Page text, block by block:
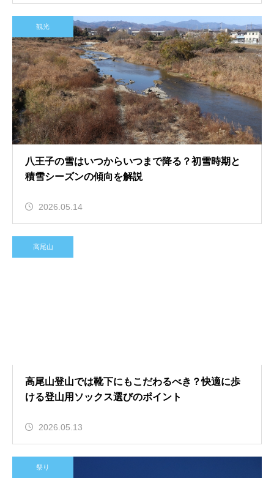
観光
八王子の雪はいつからいつまで降る？初雪時期と
積雪シーズンの傾向を解説
2026.05.14
高尾山
高尾山登山では靴下にもこだわるべき？快適に歩
ける登山用ソックス選びのポイント
2026.05.13
祭り